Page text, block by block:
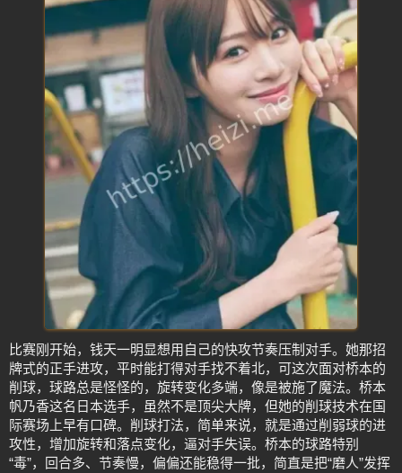
比赛刚开始，钱天一明显想用自己的快攻节奏压制对手。她那招
牌式的正手进攻，平时能打得对手找不着北，可这次面对桥本的
削球，球路总是怪怪的，旋转变化多端，像是被施了魔法。桥本
帆乃香这名日本选手，虽然不是顶尖大牌，但她的削球技术在国
际赛场上早有口碑。削球打法，简单来说，就是通过削弱球的进
攻性，增加旋转和落点变化，逼对手失误。桥本的球路特别
“毒”，回合多、节奏慢，偏偏还能稳得一批，简直是把“磨人”发挥